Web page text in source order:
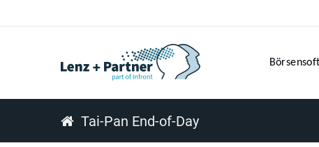
Tai-Pan End-of-Day